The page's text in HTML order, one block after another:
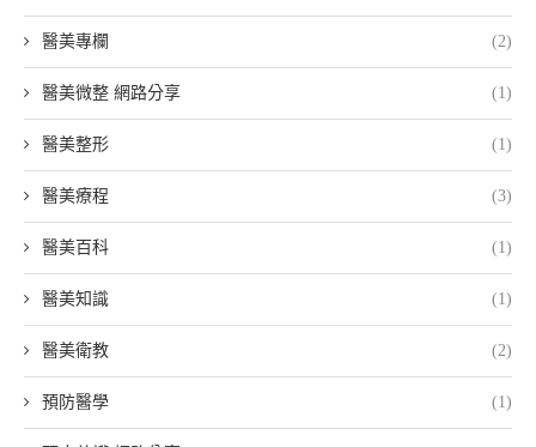
醫美專欄 (2)
醫美微整 網路分享 (1)
醫美整形 (1)
醫美療程 (3)
醫美百科 (1)
醫美知識 (1)
醫美衛教 (2)
預防醫學 (1)